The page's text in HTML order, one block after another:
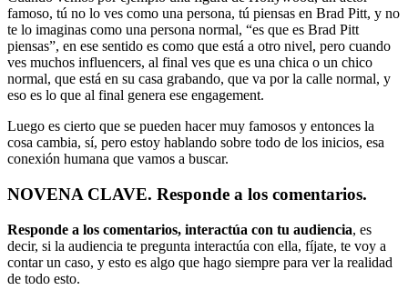
famoso, tú no lo ves como una persona, tú piensas en Brad Pitt, y no
te lo imaginas como una persona normal, “es que es Brad Pitt
piensas”, en ese sentido es como que está a otro nivel, pero cuando
ves muchos influencers, al final ves que es una chica o un chico
normal, que está en su casa grabando, que va por la calle normal, y
eso es lo que al final genera ese engagement.
Luego es cierto que se pueden hacer muy famosos y entonces la
cosa cambia, sí, pero estoy hablando sobre todo de los inicios, esa
conexión humana que vamos a buscar.
NOVENA CLAVE. Responde a los comentarios.
Responde a los comentarios, interactúa con tu audiencia, es
decir, si la audiencia te pregunta interactúa con ella, fíjate, te voy a
contar un caso, y esto es algo que hago siempre para ver la realidad
de todo esto.